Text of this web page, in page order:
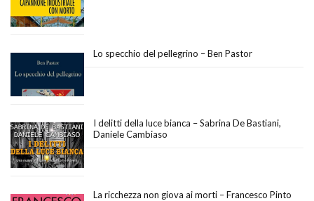
Lo specchio del pellegrino – Ben Pastor
I delitti della luce bianca – Sabrina De Bastiani,
Daniele Cambiaso
La ricchezza non giova ai morti – Francesco Pinto